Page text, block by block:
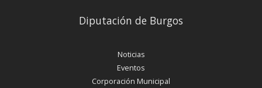
Diputación de Burgos
Noticias
Eventos
Corporación Municipal